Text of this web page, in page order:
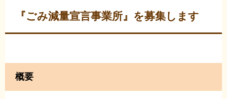
『ごみ減量宣言事業所』を募集します
概要